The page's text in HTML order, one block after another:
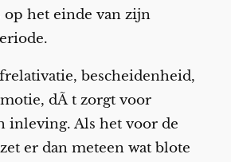
op het einde van zijn
bescheidenheid,
dÃ t zorgt voor
inleving. Als het voor de
er dan meteen wat blote